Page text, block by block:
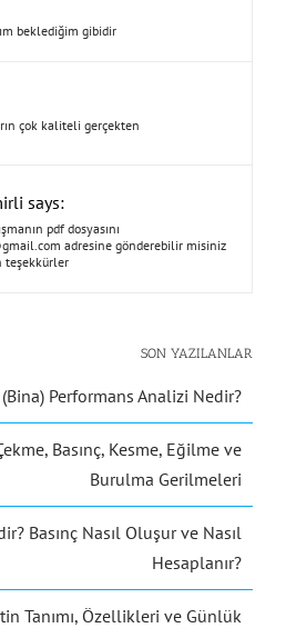
beklediğim gibidir
çok kaliteli gerçekten
says:
pdf dosyasını
adresine gönderebilir misiniz
teşekkürler
SON YAZILANLAR
Performans Analizi Nedir?
Basınç, Kesme, Eğilme ve
Burulma Gerilmeleri
Basınç Nasıl Oluşur ve Nasıl
Hesaplanır?
Tanımı, Özellikleri ve Günlük